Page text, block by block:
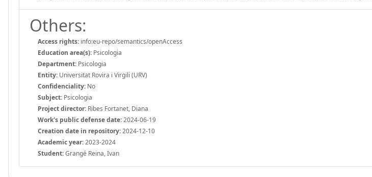
Others:
Access rights: info:eu-repo/semantics/openAccess
Education area(s): Psicologia
Department: Psicologia
Entity: Universitat Rovira i Virgili (URV)
Confidenciality: No
Subject: Psicologia
Project director: Ribes Fortanet, Diana
Work's public defense date:2024-06-19
Creation date in repository:2024-12-10
Academic year:2023-2024
Student:Grangé Reina, Ivan